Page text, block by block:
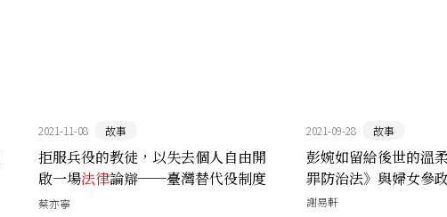
2021-11-08 故事
拒服兵役的教徒，以失去個人自由開
啟一場法律論辯──臺灣替代役制度
的催生
蔡亦寧
2021-09-28 故事
彭婉如留給後世的溫
罪防治法》與婦女參
謝易軒